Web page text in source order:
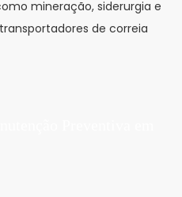
mineração, siderurgia e
de correia